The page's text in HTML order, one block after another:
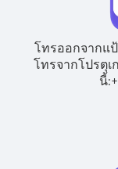
โทรออกจากแ
โทรจากโปรตุเ
นี้:+